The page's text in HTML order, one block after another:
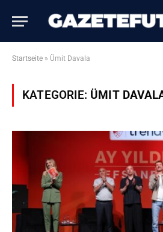
Startseite » Ümit Davala
KATEGORIE: ÜMIT